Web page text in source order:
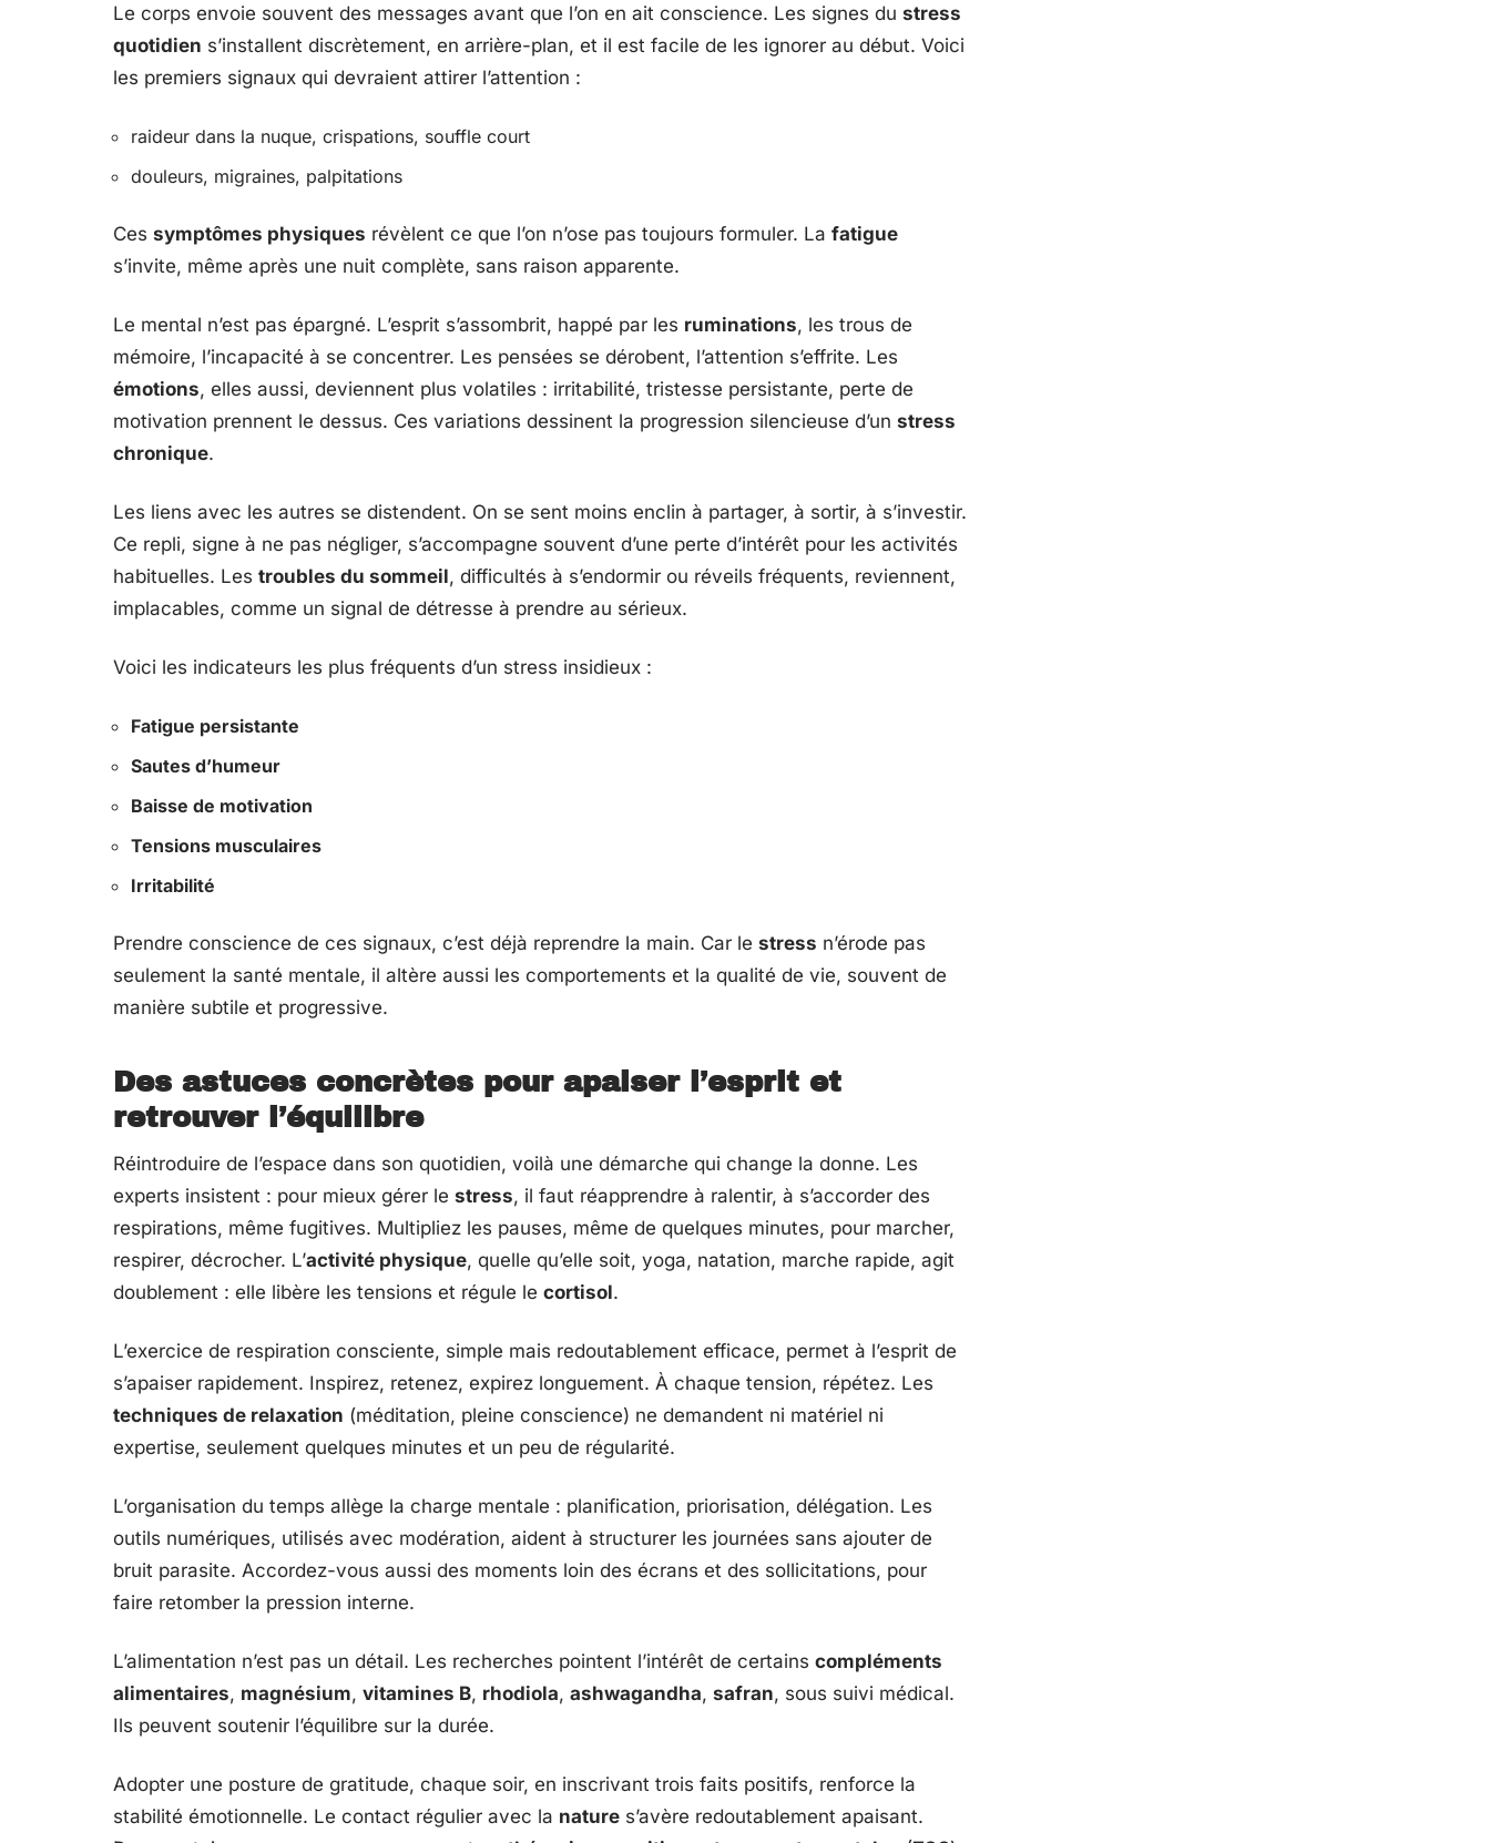
Le corps envoie souvent des messages avant que l’on en ait conscience. Les signes du stress
quotidien s’installent discrètement, en arrière-plan, et il est facile de les ignorer au début. Voici
les premiers signaux qui devraient attirer l’attention :
raideur dans la nuque, crispations, souffle court
douleurs, migraines, palpitations
Ces symptômes physiques révèlent ce que l’on n’ose pas toujours formuler. La fatigue
s’invite, même après une nuit complète, sans raison apparente.
Le mental n’est pas épargné. L’esprit s’assombrit, happé par les ruminations, les trous de
mémoire, l’incapacité à se concentrer. Les pensées se dérobent, l’attention s’effrite. Les
émotions, elles aussi, deviennent plus volatiles : irritabilité, tristesse persistante, perte de
motivation prennent le dessus. Ces variations dessinent la progression silencieuse d’un stress
chronique.
Les liens avec les autres se distendent. On se sent moins enclin à partager, à sortir, à s’investir.
Ce repli, signe à ne pas négliger, s’accompagne souvent d’une perte d’intérêt pour les activités
habituelles. Les troubles du sommeil, difficultés à s’endormir ou réveils fréquents, reviennent,
implacables, comme un signal de détresse à prendre au sérieux.
Voici les indicateurs les plus fréquents d’un stress insidieux :
Fatigue persistante
Sautes d’humeur
Baisse de motivation
Tensions musculaires
Irritabilité
Prendre conscience de ces signaux, c’est déjà reprendre la main. Car le stress n’érode pas
seulement la santé mentale, il altère aussi les comportements et la qualité de vie, souvent de
manière subtile et progressive.
Des astuces concrètes pour apaiser l’esprit et
retrouver l’équilibre
Réintroduire de l’espace dans son quotidien, voilà une démarche qui change la donne. Les
experts insistent : pour mieux gérer le stress, il faut réapprendre à ralentir, à s’accorder des
respirations, même fugitives. Multipliez les pauses, même de quelques minutes, pour marcher,
respirer, décrocher. L’activité physique, quelle qu’elle soit, yoga, natation, marche rapide, agit
doublement : elle libère les tensions et régule le cortisol.
L’exercice de respiration consciente, simple mais redoutablement efficace, permet à l’esprit de
s’apaiser rapidement. Inspirez, retenez, expirez longuement. À chaque tension, répétez. Les
techniques de relaxation (méditation, pleine conscience) ne demandent ni matériel ni
expertise, seulement quelques minutes et un peu de régularité.
L’organisation du temps allège la charge mentale : planification, priorisation, délégation. Les
outils numériques, utilisés avec modération, aident à structurer les journées sans ajouter de
bruit parasite. Accordez-vous aussi des moments loin des écrans et des sollicitations, pour
faire retomber la pression interne.
L’alimentation n’est pas un détail. Les recherches pointent l’intérêt de certains compléments
alimentaires, magnésium, vitamines B, rhodiola, ashwagandha, safran, sous suivi médical.
Ils peuvent soutenir l’équilibre sur la durée.
Adopter une posture de gratitude, chaque soir, en inscrivant trois faits positifs, renforce la
stabilité émotionnelle. Le contact régulier avec la nature s’avère redoutablement apaisant.